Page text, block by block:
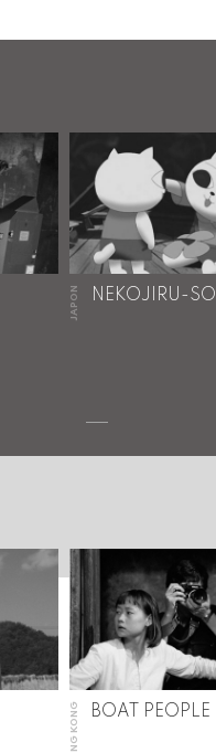
JAPON NEKOJIRU-SO
HONG KONG BOAT PEOPLE